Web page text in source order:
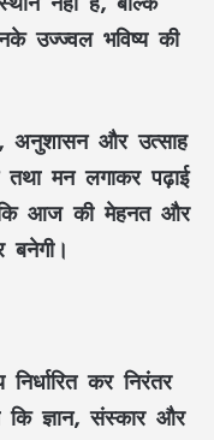
उज्ज्वल भविष्य की
अनुशासन और उत्साह
मन लगाकर पढ़ाई
आज की मेहनत और
बनेगी।
कर निरंतर
ज्ञान, संस्कार और